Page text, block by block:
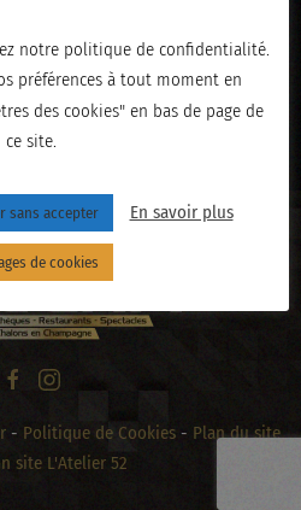
- Politique de Cookies - Plan du site
site L'Atelier 52
notre politique de confidentialité.
préférences à tout moment en
des cookies" en bas de page de
ce site.
sans accepter En savoir plus
de cookies